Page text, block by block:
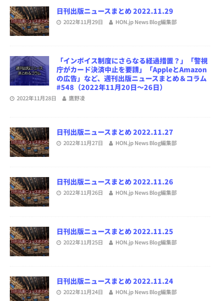
日刊出版ニュースまとめ 2022.11.29
2022年11月29日 HON.jp News Blog編集部
「インボイス制度にさらなる経過措置？」「警視
庁がカード決済中止を要請」「AppleとAmazon
の広告」など、週刊出版ニュースまとめ＆コラム
#548（2022年11月20日～26日）
2022年11月28日 鷹野凌
日刊出版ニュースまとめ 2022.11.27
2022年11月27日 HON.jp News Blog編集部
日刊出版ニュースまとめ 2022.11.26
2022年11月26日 HON.jp News Blog編集部
日刊出版ニュースまとめ 2022.11.25
2022年11月25日 HON.jp News Blog編集部
日刊出版ニュースまとめ 2022.11.24
2022年11月24日 HON.jp News Blog編集部